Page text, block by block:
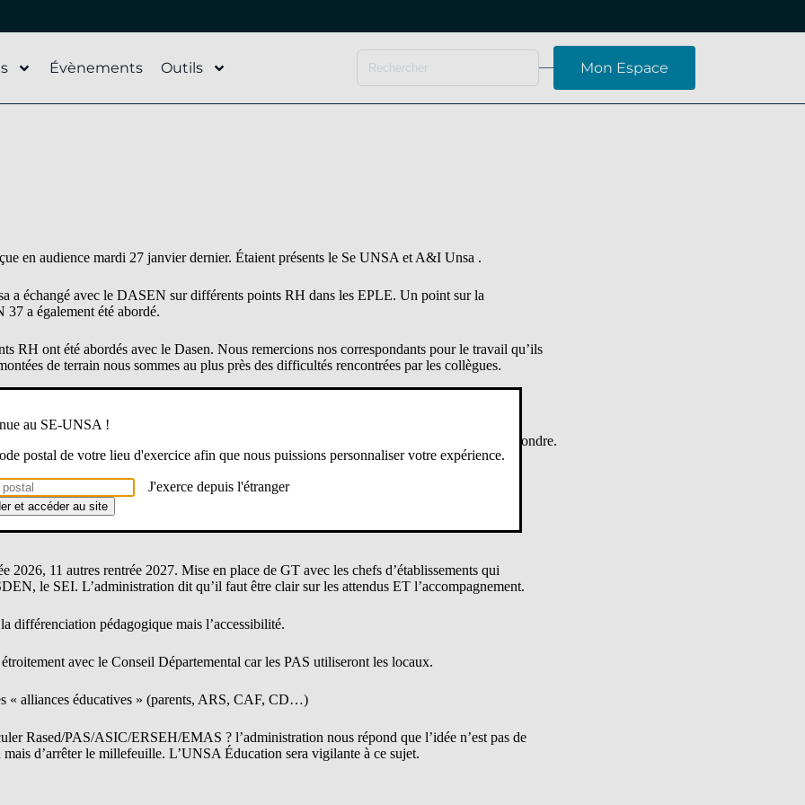
Évènements Outils Mon Espace
en audience mardi 27 janvier dernier. Étaient présents le Se UNSA et A&I Unsa .
a échangé avec le DASEN sur différents points RH dans les EPLE. Un point sur la
a également été abordé.
RH ont été abordés avec le Dasen. Nous remercions nos correspondants pour le travail qu’ils
de terrain nous sommes au plus près des difficultés rencontrées par les collègues.
, nous avons posé la question mais l’administration n’était pas en capacité de nous répondre.
> cartographie identique. 8 seront financés par le BOP 140 (1D) et 3 sur le BOP 141
2026, 11 autres rentrée 2027. Mise en place de GT avec les chefs d’établissements qui
le SEI. L’administration dit qu’il faut être clair sur les attendus ET l’accompagnement.
différenciation pédagogique mais l’accessibilité.
avec le Conseil Départemental car les PAS utiliseront les locaux.
« alliances éducatives » (parents, ARS, CAF, CD…)
Rased/PAS/ASIC/ERSEH/EMAS ? l’administration nous répond que l’idée n’est pas de
d’arrêter le millefeuille. L’UNSA Éducation sera vigilante à ce sujet.
au SE-UNSA !
postal de votre lieu d'exercice afin que nous puissions personnaliser votre expérience.
J'exerce depuis l'étranger
et accéder au site